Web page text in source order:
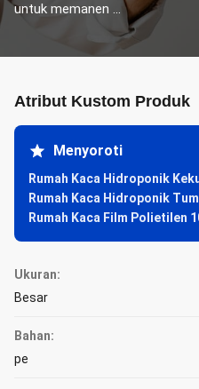
untuk memanen ...
Atribut Kustom Produk
Menyoroti
Rumah Kaca Hidroponik
Rumah Kaca Hidroponik
Rumah Kaca Film Polietilen
Ukuran:
Besar
Bahan:
pe